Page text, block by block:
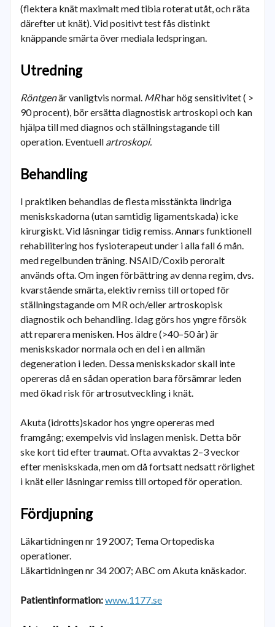
(flektera knät maximalt med tibia roterat utåt, och räta
därefter ut knät). Vid positivt test fås distinkt
knäppande smärta över mediala ledspringan.
Utredning
Röntgenär vanligtvis normal. MRhar hög sensitivitet ( >
90 procent), bör ersätta diagnostisk artroskopi och kan
hjälpa till med diagnos och ställningstagande till
operation. Eventuell artroskopi.
Behandling
I praktiken behandlas de flesta misstänkta lindriga
meniskskadorna (utan samtidig ligamentskada) icke
kirurgiskt. Vid låsningar tidig remiss. Annars funktionell
rehabilitering hos fysioterapeut under i alla fall 6 mån.
med regelbunden träning. NSAID/Coxib peroralt
används ofta. Om ingen förbättring av denna regim, dvs.
kvarstående smärta, elektiv remiss till ortoped för
ställningstagande om MR och/eller artroskopisk
diagnostik och behandling. Idag görs hos yngre försök
att reparera menisken. Hos äldre (>40–50 år) är
meniskskador normala och en del i en allmän
degeneration i leden. Dessa meniskskador skall inte
opereras då en sådan operation bara försämrar leden
med ökad risk för artrosutveckling i knät.
Akuta (idrotts)skador hos yngre opereras med
framgång; exempelvis vid inslagen menisk. Detta bör
ske kort tid efter traumat. Ofta avvaktas 2–3 veckor
efter meniskskada, men om då fortsatt nedsatt rörlighet
i knät eller låsningar remiss till ortoped för operation.
Fördjupning
Läkartidningen nr 19 2007; Tema Ortopediska
operationer.
Läkartidningen nr 34 2007; ABC om Akuta knäskador.
Patientinformation:www.1177.se